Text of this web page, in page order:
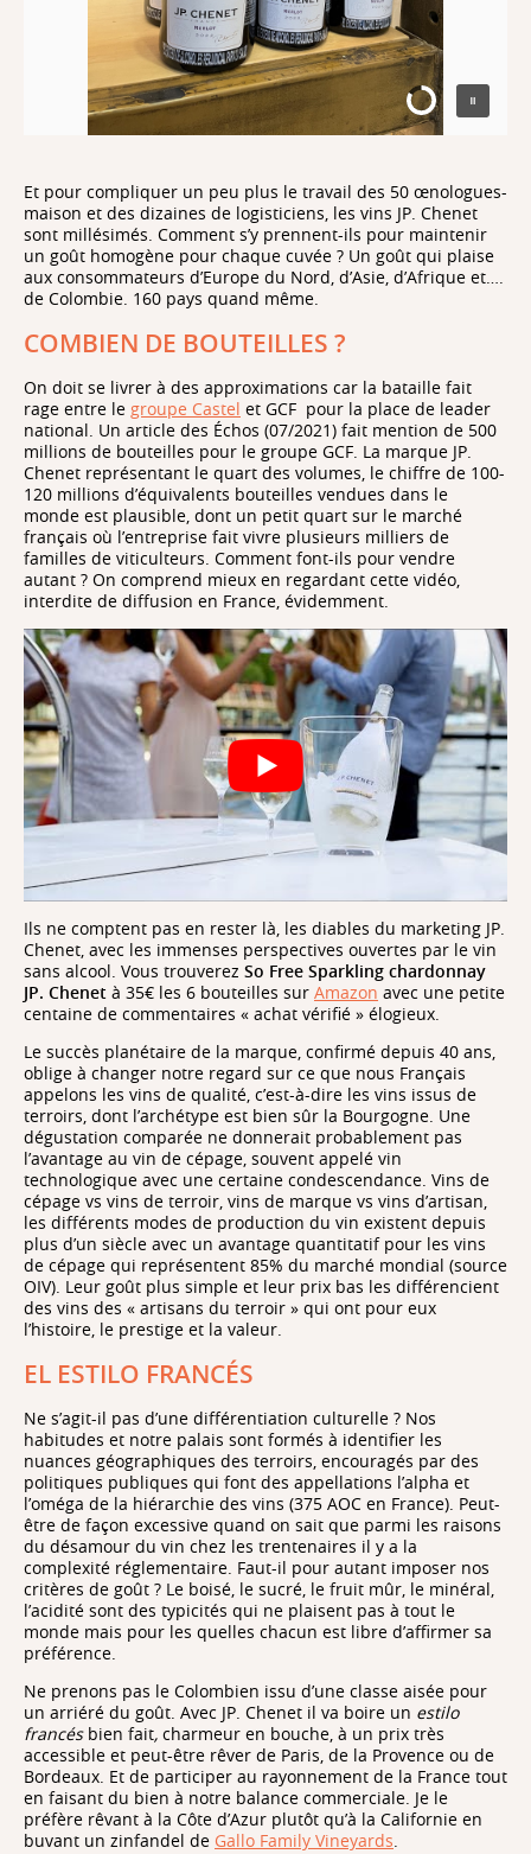
Et pour compliquer un peu plus le travail des 50 œnologues-
maison et des dizaines de logisticiens, les vins JP. Chenet
sont millésimés. Comment s’y prennent-ils pour maintenir
un goût homogène pour chaque cuvée ? Un goût qui plaise
aux consommateurs d’Europe du Nord, d’Asie, d’Afrique et….
de Colombie. 160 pays quand même.
COMBIEN DE BOUTEILLES ?
On doit se livrer à des approximations car la bataille fait
rage entre le groupe Castel et GCF pour la place de leader
national. Un article des Échos (07/2021) fait mention de 500
millions de bouteilles pour le groupe GCF. La marque JP.
Chenet représentant le quart des volumes, le chiffre de 100-
120 millions d’équivalents bouteilles vendues dans le
monde est plausible, dont un petit quart sur le marché
français où l’entreprise fait vivre plusieurs milliers de
familles de viticulteurs. Comment font-ils pour vendre
autant ? On comprend mieux en regardant cette vidéo,
interdite de diffusion en France, évidemment.
Ils ne comptent pas en rester là, les diables du marketing JP.
Chenet, avec les immenses perspectives ouvertes par le vin
sans alcool. Vous trouverez So Free Sparkling chardonnay
JP. Chenet à 35€ les 6 bouteilles sur Amazon avec une petite
centaine de commentaires « achat vérifié » élogieux.
Le succès planétaire de la marque, confirmé depuis 40 ans,
oblige à changer notre regard sur ce que nous Français
appelons les vins de qualité, c’est-à-dire les vins issus de
terroirs, dont l’archétype est bien sûr la Bourgogne. Une
dégustation comparée ne donnerait probablement pas
l’avantage au vin de cépage, souvent appelé vin
technologique avec une certaine condescendance. Vins de
cépage vs vins de terroir, vins de marque vs vins d’artisan,
les différents modes de production du vin existent depuis
plus d’un siècle avec un avantage quantitatif pour les vins
de cépage qui représentent 85% du marché mondial (source
OIV). Leur goût plus simple et leur prix bas les différencient
des vins des « artisans du terroir » qui ont pour eux
l’histoire, le prestige et la valeur.
EL ESTILO FRANCÉS
Ne s’agit-il pas d’une différentiation culturelle ? Nos
habitudes et notre palais sont formés à identifier les
nuances géographiques des terroirs, encouragés par des
politiques publiques qui font des appellations l’alpha et
l’oméga de la hiérarchie des vins (375 AOC en France). Peut-
être de façon excessive quand on sait que parmi les raisons
du désamour du vin chez les trentenaires il y a la
complexité réglementaire. Faut-il pour autant imposer nos
critères de goût ? Le boisé, le sucré, le fruit mûr, le minéral,
l’acidité sont des typicités qui ne plaisent pas à tout le
monde mais pour les quelles chacun est libre d’affirmer sa
préférence.
Ne prenons pas le Colombien issu d’une classe aisée pour
un arriéré du goût. Avec JP. Chenet il va boire un estilo
francés bien fait, charmeur en bouche, à un prix très
accessible et peut-être rêver de Paris, de la Provence ou de
Bordeaux. Et de participer au rayonnement de la France tout
en faisant du bien à notre balance commerciale. Je le
préfère rêvant à la Côte d’Azur plutôt qu’à la Californie en
buvant un zinfandel de Gallo Family Vineyards.